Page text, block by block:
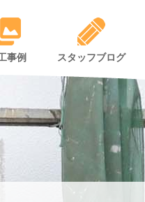
事例 スタッフブログ